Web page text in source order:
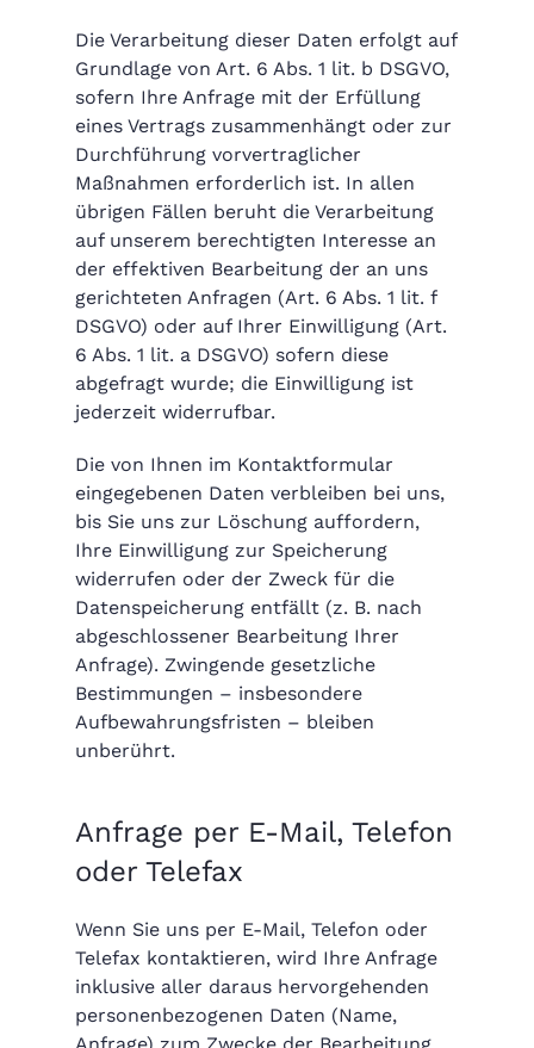
Die Verarbeitung dieser Daten erfolgt auf
Grundlage von Art. 6 Abs. 1 lit. b DSGVO,
sofern Ihre Anfrage mit der Erfüllung
eines Vertrags zusammenhängt oder zur
Durchführung vorvertraglicher
Maßnahmen erforderlich ist. In allen
übrigen Fällen beruht die Verarbeitung
auf unserem berechtigten Interesse an
der effektiven Bearbeitung der an uns
gerichteten Anfragen (Art. 6 Abs. 1 lit. f
DSGVO) oder auf Ihrer Einwilligung (Art.
6 Abs. 1 lit. a DSGVO) sofern diese
abgefragt wurde; die Einwilligung ist
jederzeit widerrufbar.
Die von Ihnen im Kontaktformular
eingegebenen Daten verbleiben bei uns,
bis Sie uns zur Löschung auffordern,
Ihre Einwilligung zur Speicherung
widerrufen oder der Zweck für die
Datenspeicherung entfällt (z. B. nach
abgeschlossener Bearbeitung Ihrer
Anfrage). Zwingende gesetzliche
Bestimmungen – insbesondere
Aufbewahrungsfristen – bleiben
unberührt.
Anfrage per E-Mail, Telefon
oder Telefax
Wenn Sie uns per E-Mail, Telefon oder
Telefax kontaktieren, wird Ihre Anfrage
inklusive aller daraus hervorgehenden
personenbezogenen Daten (Name,